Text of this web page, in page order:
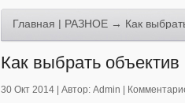
Главная | РАЗНОЕ → Как
Как выбрать
30 Окт 2014 | Автор: Admin